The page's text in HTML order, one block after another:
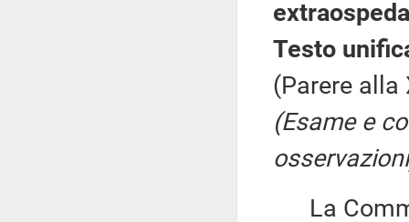
Testo
(Parere alla
(Esame e
La